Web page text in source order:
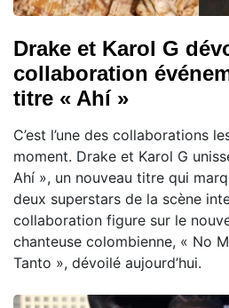
Drake et Karol G
collaboration
titre « Ahí »
C’est l’une des collaborations
moment. Drake et Karol G
Ahí », un nouveau titre qui
deux superstars de la scène
collaboration figure sur le
chanteuse colombienne, « No
Tanto », dévoilé aujourd’hui.